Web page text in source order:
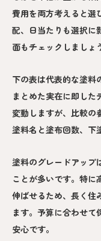
費用を両方考えると選
配、日当たりも選択に
面もチェックしましょ
下の表は代表的な塗料
まとめた実在に即し
変動しますが、比較の
塗料名と塗布回数、下
塗料のグレードアップ
ことが多いです。特に
伸ばせるため、長く住
ます。予算に合わせて
安心です。